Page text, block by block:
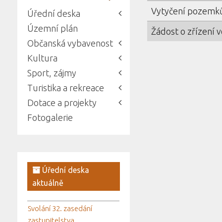
Vytyčení
Žádost o zřízení
Úřední deska
Územní plán
Občanská vybavenost
Kultura
Sport, zájmy
Turistika a rekreace
Dotace a projekty
Fotogalerie
Úřední deska
aktuálně
Svolání 32. zasedání